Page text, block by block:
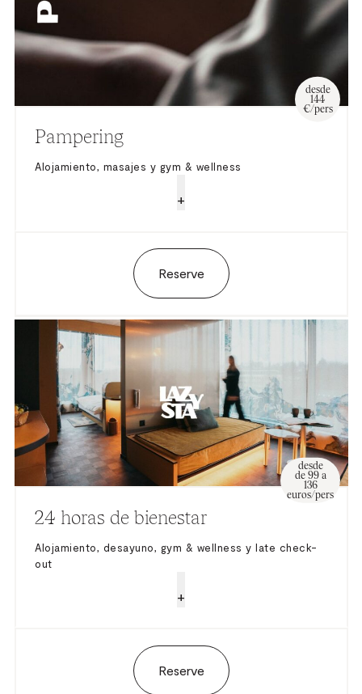
Pampering
desde
144
€/pers
Alojamiento, masajes y gym & wellness
+
Reserve
24 horas de bienestar
desde
de 99 a
136
euros/pers
Alojamiento, desayuno, gym & wellness y late check-
out
+
Reserve